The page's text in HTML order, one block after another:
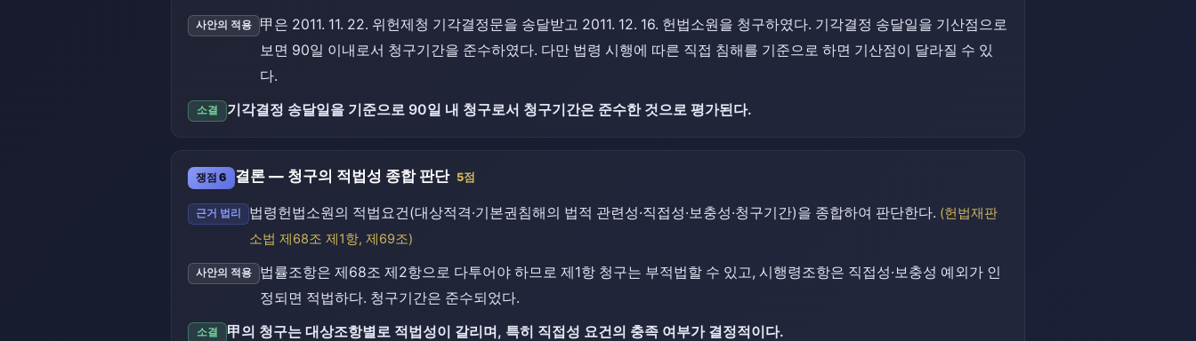
사안의 적용
甲은 2011. 11. 22. 위헌제청 기각결정문을 송달받고 2011. 12. 16. 헌법소원을 청구하였다. 기각결정 송달일을 기산점으로
보면 90일 이내로서 청구기간을 준수하였다. 다만 법령 시행에 따른 직접 침해를 기준으로 하면 기산점이 달라질 수 있
다.
소결 기각결정 송달일을 기준으로 90일 내 청구로서 청구기간은 준수한 것으로 평가된다.
쟁점 6 결론 — 청구의 적법성 종합 판단 5점
근거 법리 법령헌법소원의 적법요건(대상적격·기본권침해의 법적 관련성·직접성·보충성·청구기간)을 종합하여 판단한다. (헌법재판
소법 제68조 제1항, 제69조)
사안의 적용
법률조항은 제68조 제2항으로 다투어야 하므로 제1항 청구는 부적법할 수 있고, 시행령조항은 직접성·보충성 예외가 인
정되면 적법하다. 청구기간은 준수되었다.
소결 甲의 청구는 대상조항별로 적법성이 갈리며, 특히 직접성 요건의 충족 여부가 결정적이다.